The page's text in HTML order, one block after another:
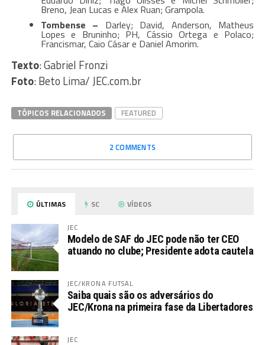
Breno, Jean Lucas e Alex Ruan; Grampola.
Tombense – Darley; David, Anderson, Matheus
Lopes e Bruninho; PH, Cássio Ortega e Polaco;
Francismar, Caio Cásar e Daniel Amorim.
Texto: Gabriel Fronzi
Foto: Beto Lima/ JEC.com.br
TÓPICOS RELACIONADOS FEATURED
2 COMMENTS
ÚLTIMAS SC VÍDEOS
JEC
Modelo de SAF do JEC pode não ter CEO
atuando no clube; Presidente adota cautela
JEC/KRONA FUTSAL
Saiba quais são os adversários do
JEC/Krona na primeira fase da Libertadores
JEC